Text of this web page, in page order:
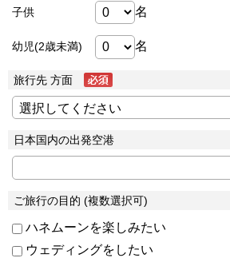
子供 名
幼児(2歳未満) 名
旅行先 方面
日本国内の出発空港
ご旅行の目的 (複数選択可)
ハネムーンを楽しみたい
ウェディングをしたい